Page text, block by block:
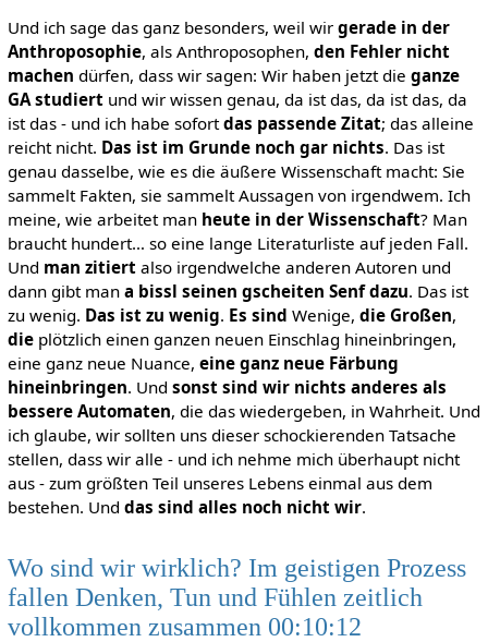
Und ich sage das ganz besonders, weil wir gerade in der
Anthroposophie, als Anthroposophen, den Fehler nicht
machen dürfen, dass wir sagen: Wir haben jetzt die ganze
GA studiertund wir wissen genau, da ist das, da ist das, da
ist das - und ich habe sofortdas passende Zitat; das alleine
reicht nicht. Das ist im Grunde noch gar nichts. Das ist
genau dasselbe, wie es die äußere Wissenschaft macht: Sie
sammelt Fakten, sie sammelt Aussagen von irgendwem. Ich
meine, wie arbeitet man heute in der Wissenschaft? Man
braucht hundert… so eine lange Literaturliste auf jeden Fall.
Und man zitiertalso irgendwelche anderen Autoren und
dann gibt man a bissl seinen gscheiten Senf dazu. Das ist
zu wenig. Das ist zu wenig. Es sind Wenige, die Großen,
dieplötzlich einen ganzen neuen Einschlag hineinbringen,
eine ganz neue Nuance, eine ganz neue Färbung
hineinbringen. Und sonst sind wir nichts anderes als
bessere Automaten, die das wiedergeben, in Wahrheit. Und
ich glaube, wir sollten uns dieser schockierenden Tatsache
stellen, dass wir alle - und ich nehme mich überhaupt nicht
aus - zum größten Teil unseres Lebens einmal aus dem
bestehen. Und das sind alles noch nicht wir.
Wo sind wir wirklich? Im geistigen Prozess
fallen Denken, Tun und Fühlen zeitlich
vollkommen zusammen 00:10:12